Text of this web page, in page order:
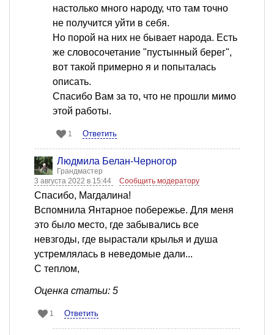
настолько много народу, что там точно
не получится уйти в себя.
Но порой на них не бывает народа. Есть
же словосочетание "пустынный берег",
вот такой примерно я и попыталась
описать.
Спасибо Вам за то, что не прошли мимо
этой работы.
1 Ответить
Людмила Белан-Черногор
Грандмастер
3 августа 2022 в 15:44
Сообщить модератору
Спасибо, Магдалина!
Вспомнила Янтарное побережье. Для меня
это было место, где забывались все
невзгоды, где вырастали крылья и душа
устремлялась в неведомые дали...
С теплом,
Оценка статьи: 5
1 Ответить